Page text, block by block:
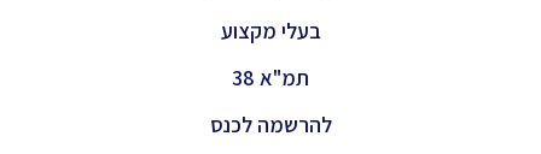
בעלי מקצוע
תמ"א 38
להרשמה לכנס